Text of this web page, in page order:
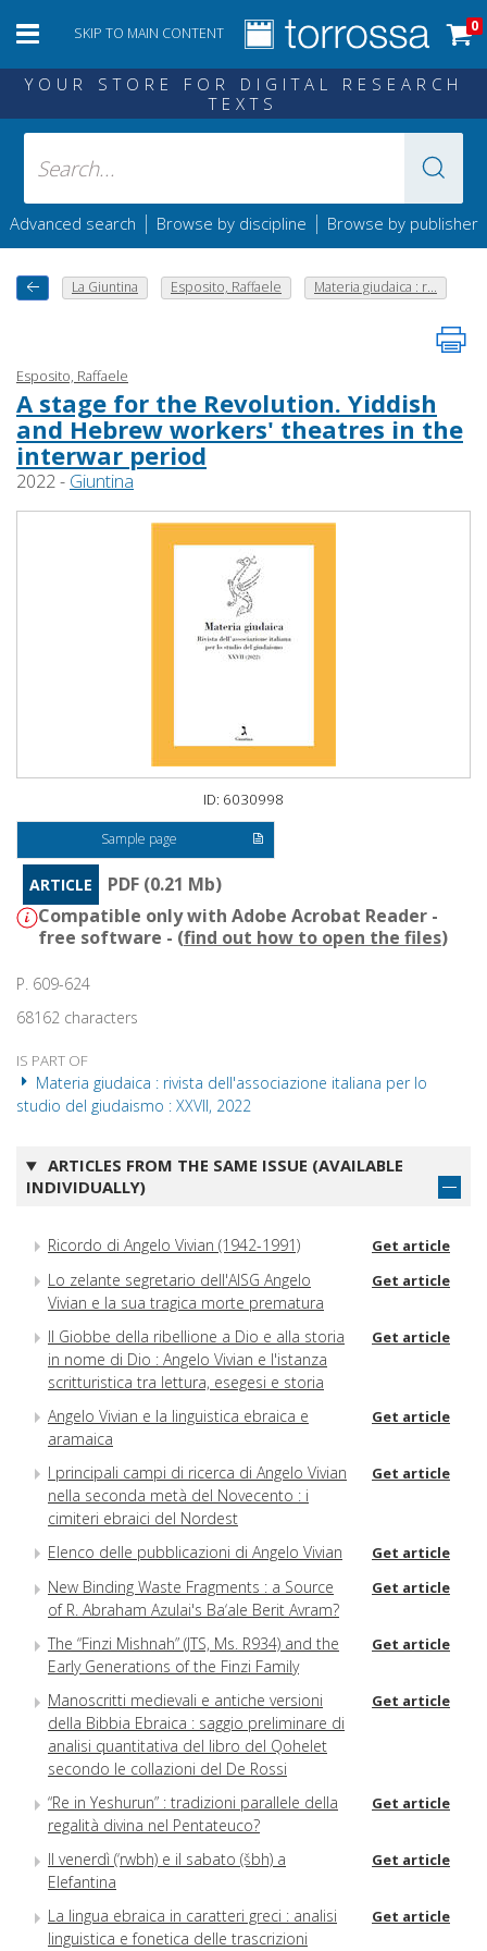
SKIP TO MAIN CONTENT 0
YOUR STORE FOR DIGITAL RESEARCH
TEXTS
Advanced search | Browse by discipline | Browse by publisher
La Giuntina Esposito, Raffaele Materia giudaica : r...
Esposito, Raffaele
A stage for the Revolution. Yiddish
and Hebrew workers' theatres in the
interwar period
2022 - Giuntina
ID: 6030998
Sample page
ARTICLE
PDF (0.21 Mb)
Compatible only with Adobe Acrobat Reader -
free software - (find out how to open the files)
P. 609-624
68162 characters
IS PART OF
Materia giudaica : rivista dell'associazione italiana per lo
studio del giudaismo : XXVII, 2022
ARTICLES FROM THE SAME ISSUE (AVAILABLE
INDIVIDUALLY)
Ricordo di Angelo Vivian (1942-1991) Get article
Lo zelante segretario dell'AISG Angelo
Vivian e la sua tragica morte prematura
Get article
Il Giobbe della ribellione a Dio e alla storia
in nome di Dio : Angelo Vivian e l'istanza
scritturistica tra lettura, esegesi e storia
Get article
Angelo Vivian e la linguistica ebraica e
aramaica
Get article
I principali campi di ricerca di Angelo Vivian
nella seconda metà del Novecento : i
cimiteri ebraici del Nordest
Get article
Elenco delle pubblicazioni di Angelo Vivian Get article
New Binding Waste Fragments : a Source
of R. Abraham Azulai's Ba‘ale Berit Avram?
Get article
The “Finzi Mishnah” (JTS, Ms. R934) and the
Early Generations of the Finzi Family
Get article
Manoscritti medievali e antiche versioni
della Bibbia Ebraica : saggio preliminare di
analisi quantitativa del libro del Qohelet
secondo le collazioni del De Rossi
Get article
“Re in Yeshurun” : tradizioni parallele della
regalità divina nel Pentateuco?
Get article
Il venerdì (‘rwbh) e il sabato (šbh) a
Elefantina
Get article
La lingua ebraica in caratteri greci : analisi
linguistica e fonetica delle trascrizioni
Get article